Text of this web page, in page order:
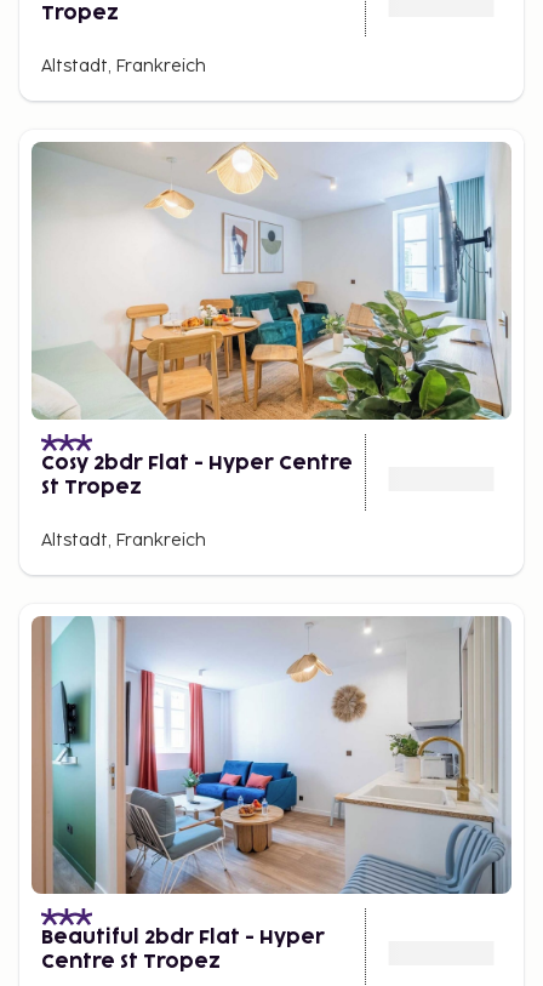
Tropez
Altstadt, Frankreich
Cosy 2bdr Flat - Hyper Centre
St Tropez
Altstadt, Frankreich
Beautiful 2bdr Flat - Hyper
Centre St Tropez